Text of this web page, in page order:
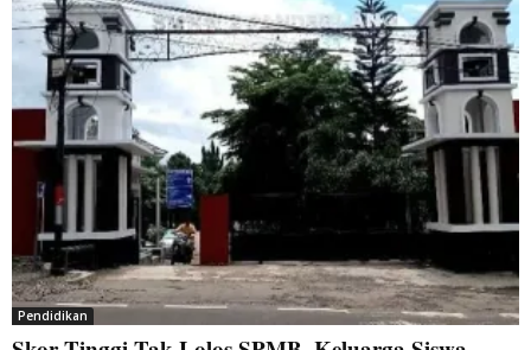
Pendidikan